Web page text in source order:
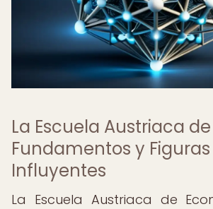
La Escuela Austriaca
Fundamentos y Figuras
Influyentes
La Escuela Austriaca de